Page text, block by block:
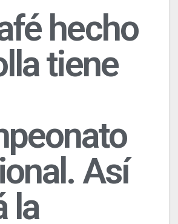
hecho
tiene
Así
la